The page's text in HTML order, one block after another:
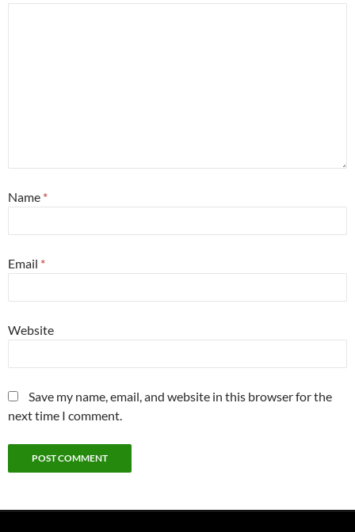
Name *
Email *
Website
Save my name, email, and website in this browser for the
next time I comment.